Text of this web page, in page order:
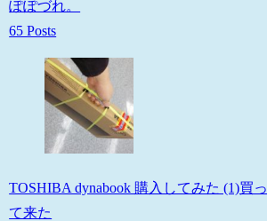
ぽぽづれ。
65 Posts
TOSHIBA dynabook 購入してみた (1)買っ
て来た